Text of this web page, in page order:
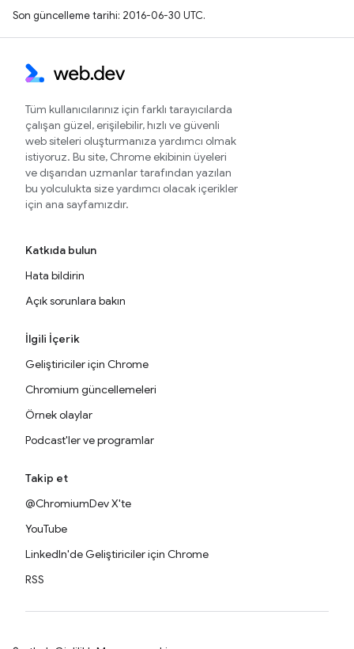
Son güncelleme tarihi: 2016-06-30 UTC.
Tüm kullanıcılarınız için farklı tarayıcılarda
çalışan güzel, erişilebilir, hızlı ve güvenli
web siteleri oluşturmanıza yardımcı olmak
istiyoruz. Bu site, Chrome ekibinin üyeleri
ve dışarıdan uzmanlar tarafından yazılan
bu yolculukta size yardımcı olacak içerikler
için ana sayfamızdır.
Katkıda bulun
Hata bildirin
Açık sorunlara bakın
İlgili İçerik
Geliştiriciler için Chrome
Chromium güncellemeleri
Örnek olaylar
Podcast'ler ve programlar
Takip et
@ChromiumDev X'te
YouTube
LinkedIn'de Geliştiriciler için Chrome
RSS